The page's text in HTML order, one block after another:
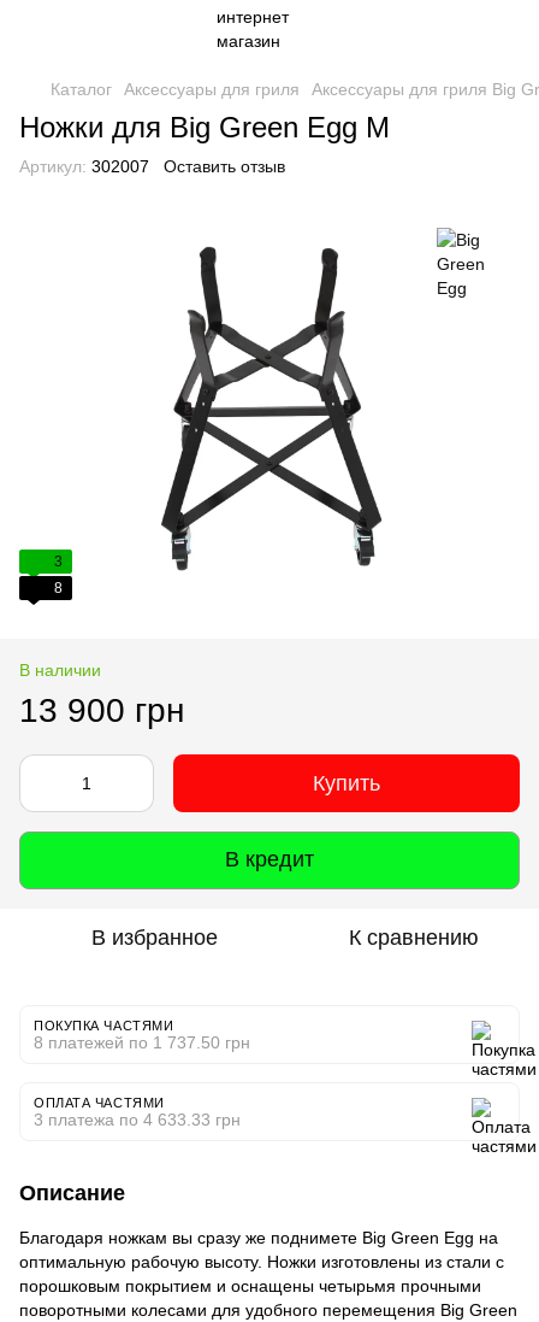
Каталог Аксессуары для гриля Аксессуары для гриля Big
Ножки для Big Green Egg M
Артикул: 302007 Оставить отзыв
3
8
В наличии
13 900 грн
Купить
В кредит
В избранное К сравнению
ПОКУПКА ЧАСТЯМИ
8 платежей по 1 737.50 грн
ОПЛАТА ЧАСТЯМИ
3 платежа по 4 633.33 грн
Описание
Благодаря ножкам вы сразу же поднимете Big Green Egg на
оптимальную рабочую высоту. Ножки изготовлены из стали с
порошковым покрытием и оснащены четырьмя прочными
поворотными колесами для удобного перемещения Big Green